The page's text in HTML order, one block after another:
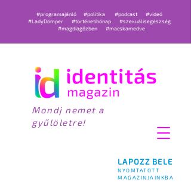
LAPOZZ BELE
NYOMTATOTT
MAGAZINJAINKBA
#programajánló #politika #podcast
#videó
#LadyDömper
#történetihónap
#szexuálisegészség
#magdiagőzben
#macskamedve
Mondj nemet a
gyűlöletre!